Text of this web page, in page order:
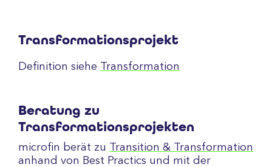
Transformationsprojekt
Definition siehe Transformation
Beratung zu
Transformationsprojekten
microfin berät zu
Transition & Transformation
anhand von Best Practics und mit der